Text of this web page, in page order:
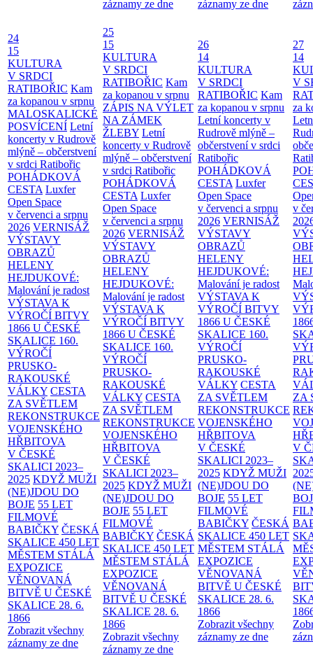
záznamy ze dne záznamy ze dne
24
15
KULTURA
V SRDCI
RATIBOŘIC Kam
za kopanou v srpnu
MALOSKALICKÉ
POSVÍCENÍ Letní
koncerty v Rudrově
mlýně – občerstvení
v srdci Ratibořic
POHÁDKOVÁ
CESTA Luxfer
Open Space
v červenci a srpnu
2026 VERNISÁŽ
VÝSTAVY
OBRAZŮ
HELENY
HEJDUKOVÉ:
Malování je radost
VÝSTAVA K
VÝROČÍ BITVY
1866 U ČESKÉ
SKALICE 160.
VÝROČÍ
PRUSKO-
RAKOUSKÉ
VÁLKY CESTA
ZA SVĚTLEM
REKONSTRUKCE
VOJENSKÉHO
HŘBITOVA
V ČESKÉ
SKALICI 2023–
2025 KDYŽ MUŽI
(NE)JDOU DO
BOJE 55 LET
FILMOVÉ
BABIČKY ČESKÁ
SKALICE 450 LET
MĚSTEM STÁLÁ
EXPOZICE
VĚNOVANÁ
BITVĚ U ČESKÉ
SKALICE 28. 6.
1866
Zobrazit všechny
záznamy ze dne
25
15
KULTURA
V SRDCI
RATIBOŘIC Kam
za kopanou v srpnu
ZÁPIS NA VÝLET
NA ZÁMEK
ŽLEBY Letní
koncerty v Rudrově
mlýně – občerstvení
v srdci Ratibořic
POHÁDKOVÁ
CESTA Luxfer
Open Space
v červenci a srpnu
2026 VERNISÁŽ
VÝSTAVY
OBRAZŮ
HELENY
HEJDUKOVÉ:
Malování je radost
VÝSTAVA K
VÝROČÍ BITVY
1866 U ČESKÉ
SKALICE 160.
VÝROČÍ
PRUSKO-
RAKOUSKÉ
VÁLKY CESTA
ZA SVĚTLEM
REKONSTRUKCE
VOJENSKÉHO
HŘBITOVA
V ČESKÉ
SKALICI 2023–
2025 KDYŽ MUŽI
(NE)JDOU DO
BOJE 55 LET
FILMOVÉ
BABIČKY ČESKÁ
SKALICE 450 LET
MĚSTEM STÁLÁ
EXPOZICE
VĚNOVANÁ
BITVĚ U ČESKÉ
SKALICE 28. 6.
1866
Zobrazit všechny
záznamy ze dne
26
14
KULTURA
V SRDCI
RATIBOŘIC Kam
za kopanou v srpnu
Letní koncerty v
Rudrově mlýně –
občerstvení v srdci
Ratibořic
POHÁDKOVÁ
CESTA Luxfer
Open Space
v červenci a srpnu
2026 VERNISÁŽ
VÝSTAVY
OBRAZŮ
HELENY
HEJDUKOVÉ:
Malování je radost
VÝSTAVA K
VÝROČÍ BITVY
1866 U ČESKÉ
SKALICE 160.
VÝROČÍ
PRUSKO-
RAKOUSKÉ
VÁLKY CESTA
ZA SVĚTLEM
REKONSTRUKCE
VOJENSKÉHO
HŘBITOVA
V ČESKÉ
SKALICI 2023–
2025 KDYŽ MUŽI
(NE)JDOU DO
BOJE 55 LET
FILMOVÉ
BABIČKY ČESKÁ
SKALICE 450 LET
MĚSTEM STÁLÁ
EXPOZICE
VĚNOVANÁ
BITVĚ U ČESKÉ
SKALICE 28. 6.
1866
Zobrazit všechny
záznamy ze dne
27
14
V
za
v
ZA
V